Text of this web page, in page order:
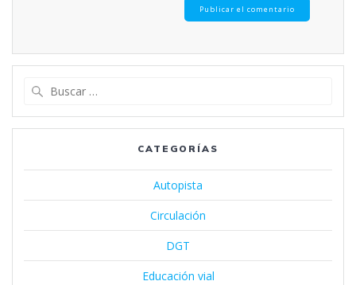
CATEGORÍAS
Autopista
Circulación
DGT
Educación vial